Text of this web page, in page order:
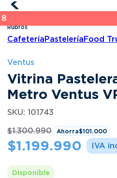
8
Cafetería Pastelería Food
Ventus
Vitrina
Metro Ventus
SKU: 101743
$1.300.990 Ahorra$101.000
$1.199.990
Disponible
3.
conservadoras
4.
freidoras
5
6. meson